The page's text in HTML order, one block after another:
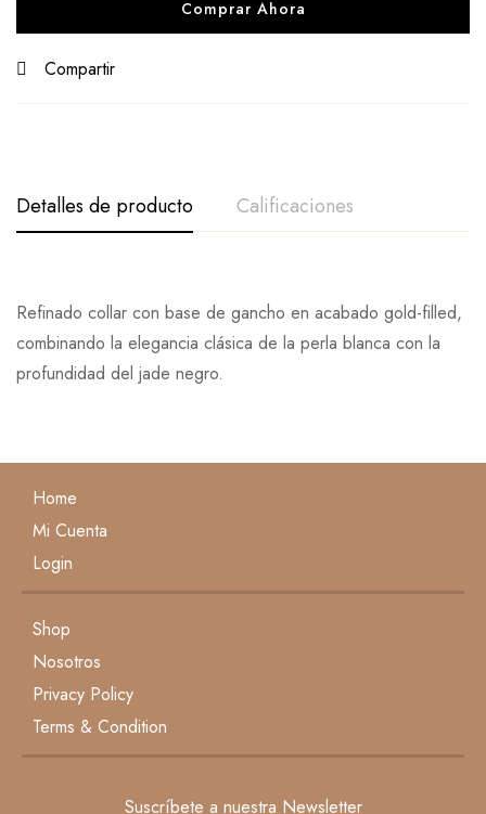
Comprar Ahora
Compartir
Detalles de producto Calificaciones
Refinado collar con base de gancho en acabado gold-filled,
combinando la elegancia clásica de la perla blanca con la
profundidad del jade negro.
Base en 0 Comentarios
Escribe una reseña
Todavía no hay comentarios.
Home
Mi Cuenta
Login
Shop
Nosotros
Privacy Policy
Terms & Condition
Suscríbete a nuestra Newsletter